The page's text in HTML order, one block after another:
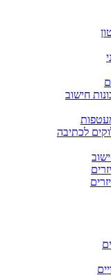
חישוב
לכתיבה